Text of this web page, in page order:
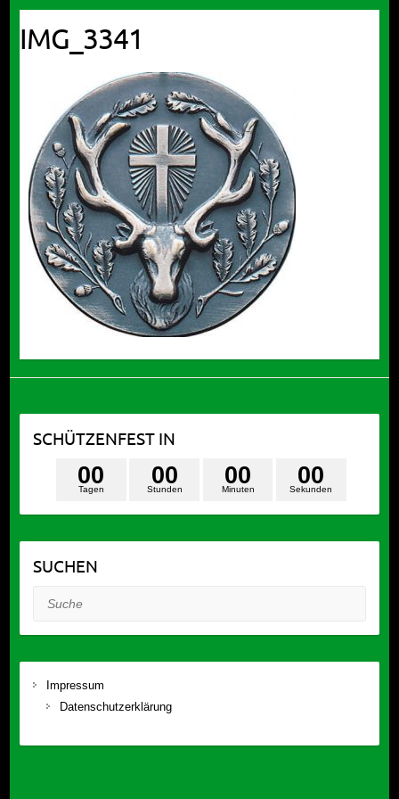
IMG_3341
SCHÜTZENFEST IN
Tagen
00
Stunden
00
Minuten
00
Sekunden
00
SUCHEN
Suche
Impressum
Datenschutzerklärung